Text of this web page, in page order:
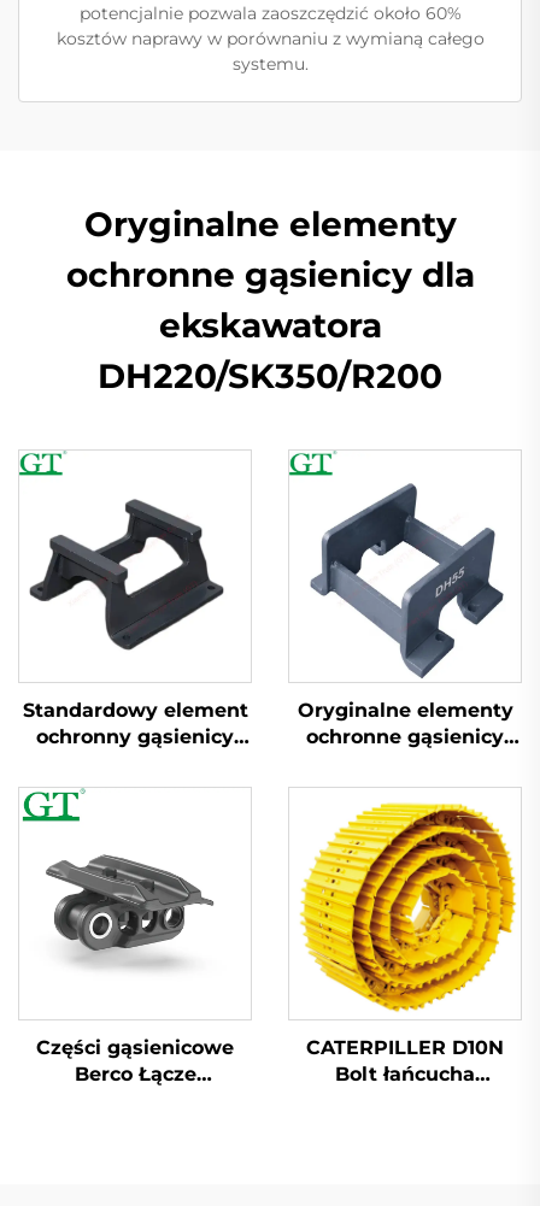
potencjalnie pozwala zaoszczędzić około 60%
kosztów naprawy w porównaniu z wymianą całego
systemu.
Oryginalne elementy
ochronne gąsienicy dla
ekskawatora
DH220/SK350/R200
Standardowy element
ochronny gąsienicy
ekskawatora
Oryginalne elementy
ochronne gąsienicy
DH220/SK350/R200
Części gąsienicowe
Berco Łącze
CATERPILLER D10N
Bolt łańcucha